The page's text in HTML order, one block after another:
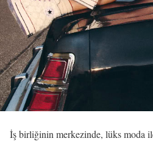
İş birliğinin merkezinde, lüks moda